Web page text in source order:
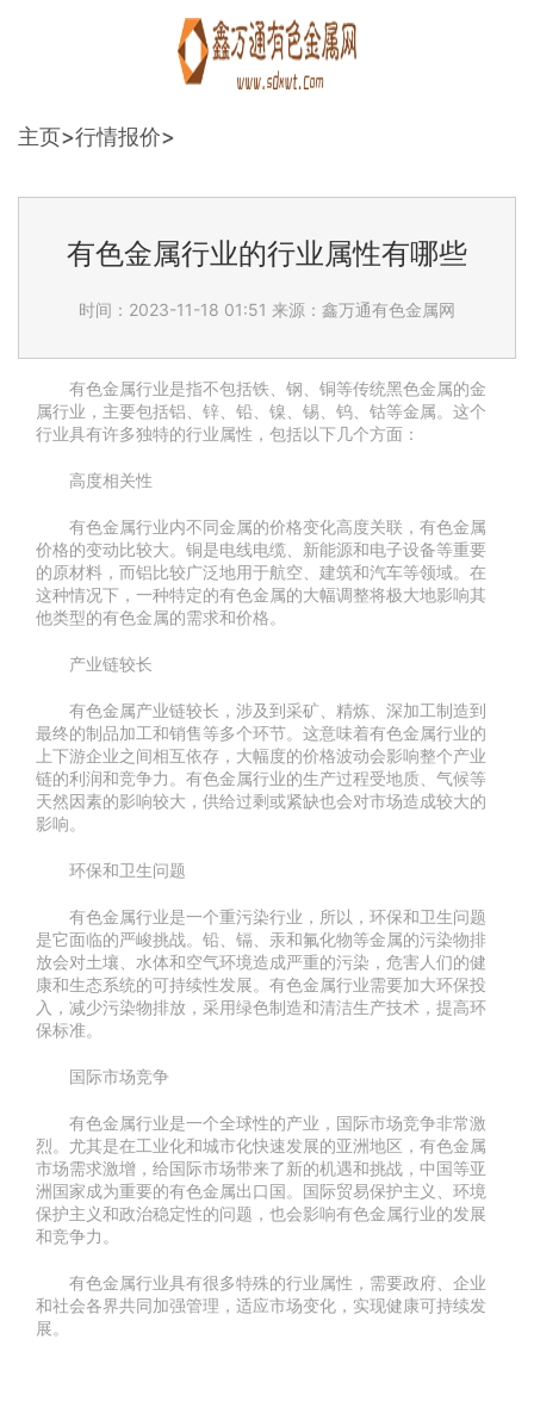
主页>行情报价>
有色金属行业的行业属性有哪些
时间：2023-11-18 01:51 来源：鑫万通有色金属网
有色金属行业是指不包括铁、钢、铜等传统黑色金属的金
属行业，主要包括铝、锌、铅、镍、锡、钨、钴等金属。这个
行业具有许多独特的行业属性，包括以下几个方面：
高度相关性
有色金属行业内不同金属的价格变化高度关联，有色金属
价格的变动比较大。铜是电线电缆、新能源和电子设备等重要
的原材料，而铝比较广泛地用于航空、建筑和汽车等领域。在
这种情况下，一种特定的有色金属的大幅调整将极大地影响其
他类型的有色金属的需求和价格。
产业链较长
有色金属产业链较长，涉及到采矿、精炼、深加工制造到
最终的制品加工和销售等多个环节。这意味着有色金属行业的
上下游企业之间相互依存，大幅度的价格波动会影响整个产业
链的利润和竞争力。有色金属行业的生产过程受地质、气候等
天然因素的影响较大，供给过剩或紧缺也会对市场造成较大的
影响。
环保和卫生问题
有色金属行业是一个重污染行业，所以，环保和卫生问题
是它面临的严峻挑战。铅、镉、汞和氟化物等金属的污染物排
放会对土壤、水体和空气环境造成严重的污染，危害人们的健
康和生态系统的可持续性发展。有色金属行业需要加大环保投
入，减少污染物排放，采用绿色制造和清洁生产技术，提高环
保标准。
国际市场竞争
有色金属行业是一个全球性的产业，国际市场竞争非常激
烈。尤其是在工业化和城市化快速发展的亚洲地区，有色金属
市场需求激增，给国际市场带来了新的机遇和挑战，中国等亚
洲国家成为重要的有色金属出口国。国际贸易保护主义、环境
保护主义和政治稳定性的问题，也会影响有色金属行业的发展
和竞争力。
有色金属行业具有很多特殊的行业属性，需要政府、企业
和社会各界共同加强管理，适应市场变化，实现健康可持续发
展。